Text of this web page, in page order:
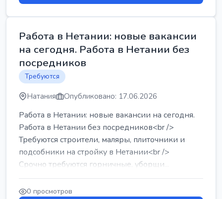
Работа в Нетании: новые вакансии
на сегодня. Работа в Нетании без
посредников
Требуются
Натания Опубликовано: 17.06.2026
Работа в Нетании: новые вакансии на сегодня.
Работа в Нетании без посредников<br />
Требуются строители, маляры, плиточники и
подсобники на стройку в Нетании<br />
Срочно требуются горничные, уборщи...
0 просмотров